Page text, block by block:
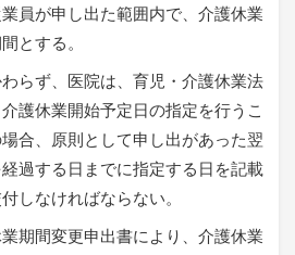
員が申し出た範囲内で、介護休業
とする。
らず、医院は、育児・介護休業法
護休業開始予定日の指定を行うこ
合、原則として申し出があった翌
過する日までに指定する日を記載
しなければならない。
期間変更申出書により、介護休業